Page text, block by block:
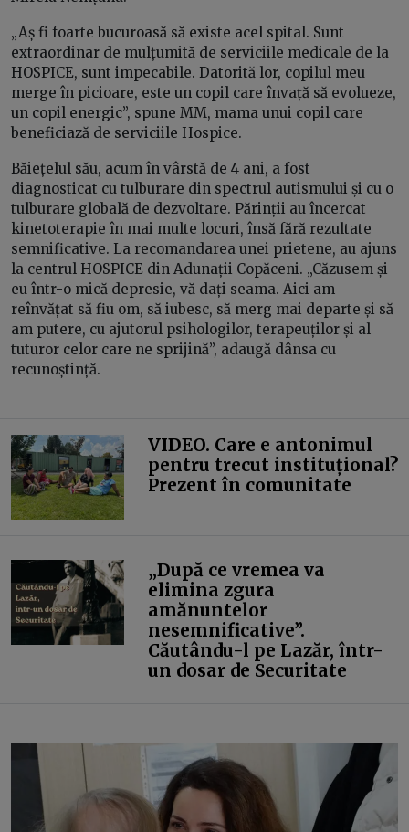
„Aș fi foarte bucuroasă să existe acel spital. Sunt
extraordinar de mulțumită de serviciile medicale de la
HOSPICE, sunt impecabile. Datorită lor, copilul meu
merge în picioare, este un copil care învață să evolueze,
un copil energic”, spune MM, mama unui copil care
beneficiază de serviciile Hospice.
Băiețelul său, acum în vârstă de 4 ani, a fost
diagnosticat cu tulburare din spectrul autismului și cu o
tulburare globală de dezvoltare. Părinții au încercat
kinetoterapie în mai multe locuri, însă fără rezultate
semnificative. La recomandarea unei prietene, au ajuns
la centrul HOSPICE din Adunații Copăceni. „Căzusem și
eu într-o mică depresie, vă dați seama. Aici am
reînvățat să fiu om, să iubesc, să merg mai departe și să
am putere, cu ajutorul psihologilor, terapeuților și al
tuturor celor care ne sprijină”, adaugă dânsa cu
recunoștință.
VIDEO. Care e antonimul
pentru trecut instituțional?
Prezent în comunitate
„După ce vremea va
elimina zgura
amănuntelor
nesemnificative”.
Căutându-l pe Lazăr, într-
un dosar de Securitate